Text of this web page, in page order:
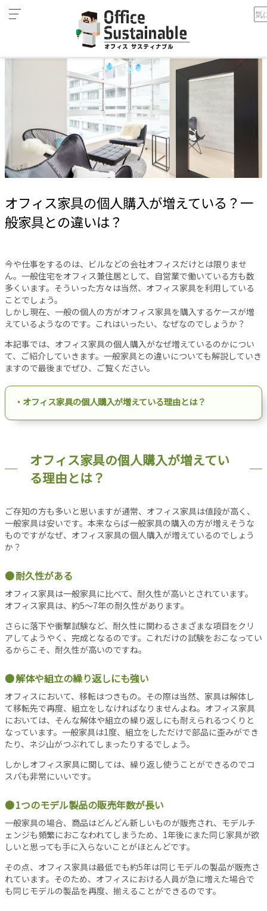
ス
家
具
テ
ワ
ー
ク
間
設
備
オ
フ
ィ
ス
工
事
リ
ノ
ョ
ン
パ
テ
ー
シ
オ
フ
ィ
ス
消
防
備
ラ
ム
各
種
投
稿
事
新
着
記
事
注
目
オフィス家具の個人購入が増えている？一般家具との違いは？
オフィス家具の個人購入が増えている？一
般家具との違いは？
今や仕事をするのは、ビルなどの会社オフィスだけとは限りませ
ん。一般住宅をオフィス兼住居として、自営業で働いている方も数
多くいます。そういった方々は当然、オフィス家具を利用している
ことでしょう。
しかし現在、一般の個人の方がオフィス家具を購入するケースが増
えているようなのです。これはいったい、なぜなのでしょうか？
本記事では、オフィス家具の個人購入がなぜ増えているのかについ
て、ご紹介していきます。一般家具との違いについても解説していき
ますので最後までぜひ、ご覧ください。
・オフィス家具の個人購入が増えている理由とは？
オフィス家具の個人購入が増えてい
る理由とは？
ご存知の方も多いと思いますが通常、オフィス家具は値段が高く、
一般家具は安いです。本来ならば一般家具の購入の方が増えそうな
ものですがなぜ、オフィス家具の個人購入が増えているのでしょう
か？
耐久性がある
オフィス家具は一般家具に比べて、耐久性が高いとされています。
オフィス家具は、約5～7年の耐久性があります。
さらに落下や衝撃試験など、耐久性に関わるさまざまな項目をクリ
アしてようやく、完成となるのです。これだけの試験をおこなってい
るからこそ、耐久性が高いのですね。
解体や組立の繰り返しにも強い
オフィスにおいて、移転はつきもの。その際は当然、家具は解体し
て移転先で再度、組立をしなければなりませんよね。オフィス家具
においては、そんな解体や組立の繰り返しにも耐えられるつくりと
なっています。一般家具は1度、組立をしただけで部品に歪みができ
たり、ネジ山がつぶれてしまったりするでしょう。
しかしオフィス家具に関しては、繰り返し使うことができるのでコ
スパも非常にいいです。
1つのモデル製品の販売年数が長い
一般家具の場合、商品はどんどん新しいものが販売され、モデルチ
ェンジも頻繁におこなわれてしまうため、1年後にまた同じ家具が欲
しいと思っても手に入らないことがほとんどです。
その点、オフィス家具は最低でも約5年は同じモデルの製品が販売さ
れています。そのため、オフィスにおける人員が急に増えた場合で
も同じモデルの製品を再度、揃えることができるのです。